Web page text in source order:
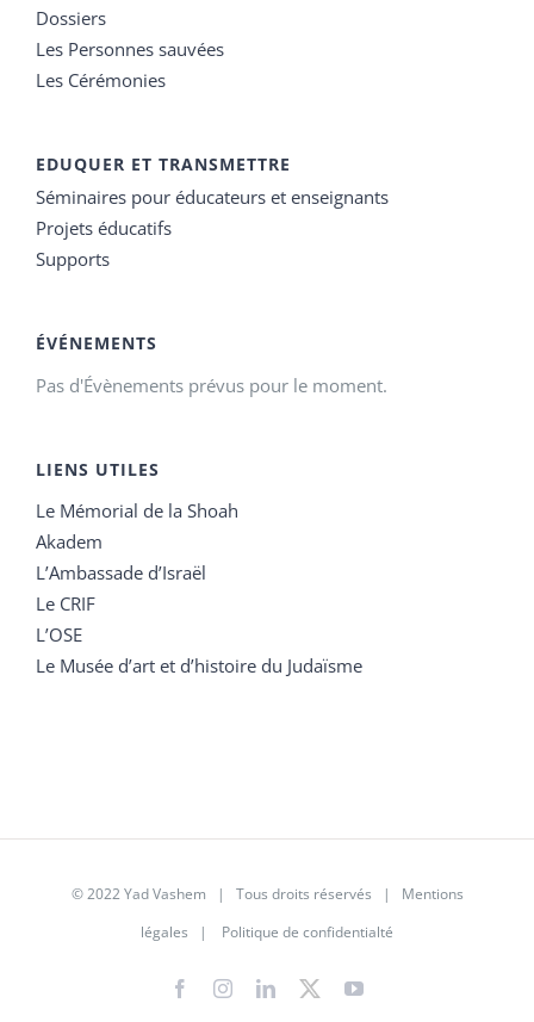
Dossiers
Les Personnes sauvées
Les Cérémonies
EDUQUER ET TRANSMETTRE
Séminaires pour éducateurs et enseignants
Projets éducatifs
Supports
ÉVÉNEMENTS
Pas d'Évènements prévus pour le moment.
LIENS UTILES
Le Mémorial de la Shoah
Akadem
L’Ambassade d’Israël
Le CRIF
L’OSE
Le Musée d’art et d’histoire du Judaïsme
© 2022 Yad Vashem | Tous droits réservés | Mentions
légales | Politique de confidentialté